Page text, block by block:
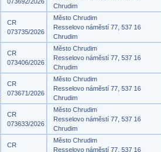
Chrudim
CR
073735/2026
Město Chrudim
Resselovo náměstí 77, 537 16
Chrudim
CR
073406/2026
Město Chrudim
Resselovo náměstí 77, 537 16
Chrudim
CR
073671/2026
Město Chrudim
Resselovo náměstí 77, 537 16
Chrudim
CR
073633/2026
Město Chrudim
Resselovo náměstí 77, 537 16
Chrudim
CR
Město Chrudim
Resselovo náměstí 77, 537 16